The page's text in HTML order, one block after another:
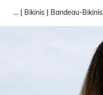
... | Bikinis | Bandeau-Bikinis